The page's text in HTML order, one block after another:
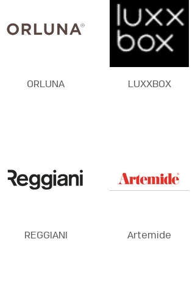
ORLUNA LUXXBOX
REGGIANI Artemide